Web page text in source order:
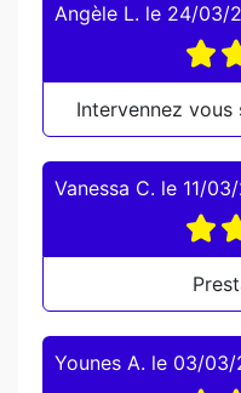
Angèle L. le 24/03/
Intervennez vous
Vanessa C. le 11/
Younes A. le 03/03/